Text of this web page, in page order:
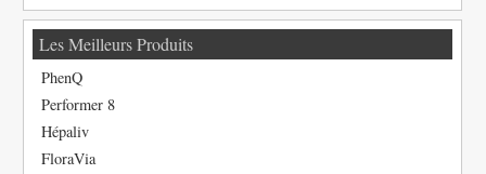
Les Meilleurs Produits
PhenQ
Performer 8
Hépaliv
FloraVia